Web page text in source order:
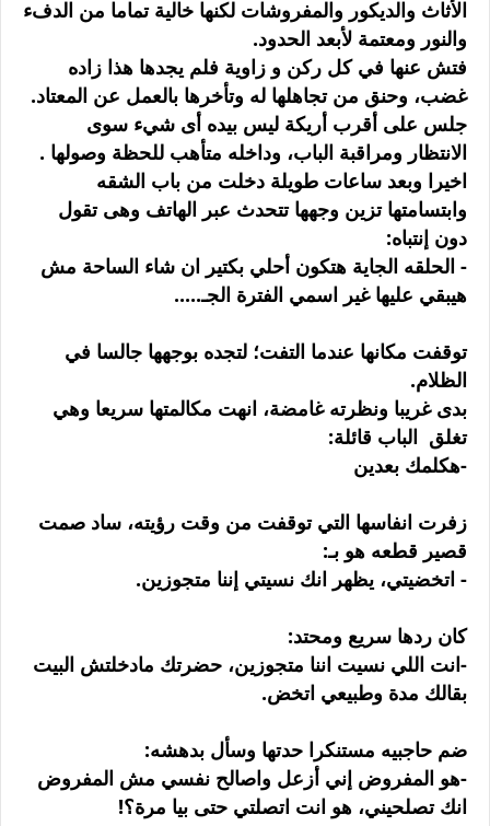
الأثاث والديكور والمفروشات لكنها خالية تماما من الدفء
والنور ومعتمة لأبعد الحدود.
فتش عنها في كل ركن و زاوية فلم يجدها هذا زاده
غضب، وحنق من تجاهلها له وتأخرها بالعمل عن المعتاد.
جلس على أقرب أريكة ليس بيده أى شيء سوى
الانتظار ومراقبة الباب، وداخله متأهب للحظة وصولها .
اخيرا وبعد ساعات طويلة دخلت من باب الشقه
وابتسامتها تزين وجهها تتحدث عبر الهاتف وهى تقول
دون إنتباه:
- الحلقه الجاية هتكون أحلي بكتير ان شاء الساحة مش
هيبقي عليها غير اسمي الفترة الجـ.....
توقفت مكانها عندما التفت؛ لتجده بوجهها جالسا في
الظلام.
بدى غريبا ونظرته غامضة، انهت مكالمتها سريعا وهي
تغلق الباب قائلة:
-هكلمك بعدين
زفرت انفاسها التي توقفت من وقت رؤيته، ساد صمت
قصير قطعه هو بـ:
- اتخضيتي، يظهر انك نسيتي إننا متجوزين.
كان ردها سريع ومحتد:
-انت اللي نسيت اننا متجوزين، حضرتك مادخلتش البيت
بقالك مدة وطبيعي اتخض.
ضم حاجبيه مستنكرا حدتها وسأل بدهشه:
-هو المفروض إني أزعل واصالح نفسي مش المفروض
انك تصلحيني، هو انت اتصلتي حتى بيا مرة؟!